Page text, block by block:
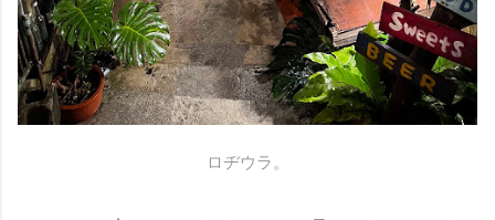
ロヂウラ。